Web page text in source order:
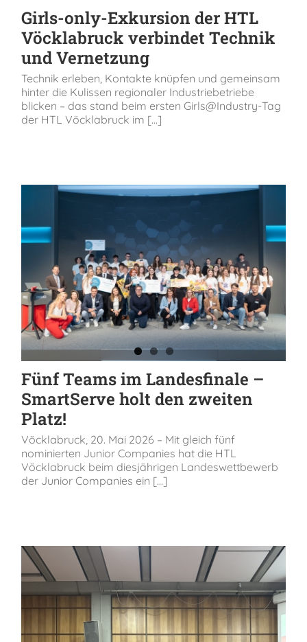
Girls-only-Exkursion der HTL
Vöcklabruck verbindet Technik
und Vernetzung
Technik erleben, Kontakte knüpfen und gemeinsam
hinter die Kulissen regionaler Industriebetriebe
blicken – das stand beim ersten Girls@Industry-Tag
der HTL Vöcklabruck im [...]
Fünf Teams im Landesfinale –
SmartServe holt den zweiten
Platz!
Vöcklabruck, 20. Mai 2026 – Mit gleich fünf
nominierten Junior Companies hat die HTL
Vöcklabruck beim diesjährigen Landeswettbewerb
der Junior Companies ein [...]